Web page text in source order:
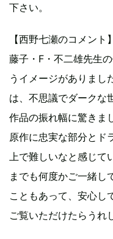
下さい。
【西野七瀬のコメント】
藤子・F・不二雄先生
うイメージがありまし
は、不思議でダークな
作品の振れ幅に驚きま
原作に忠実な部分とド
上で難しいなと感じ
までも何度かご一緒し
こともあって、安心し
ご覧いただけたらうれ